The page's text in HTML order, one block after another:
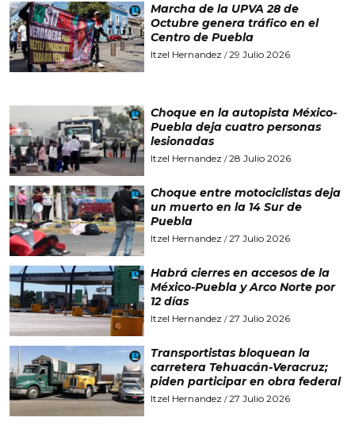
Marcha de la UPVA 28 de
Octubre genera tráfico en el
Centro de Puebla
Itzel Hernandez /29 Julio 2026
Choque en la autopista México-
Puebla deja cuatro personas
lesionadas
Itzel Hernandez /28 Julio 2026
Choque entre motociclistas deja
un muerto en la 14 Sur de
Puebla
Itzel Hernandez /27 Julio 2026
Habrá cierres en accesos de la
México-Puebla y Arco Norte por
12 días
Itzel Hernandez /27 Julio 2026
Transportistas bloquean la
carretera Tehuacán-Veracruz;
piden participar en obra federal
Itzel Hernandez /27 Julio 2026